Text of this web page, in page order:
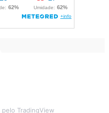
pelo TradingView